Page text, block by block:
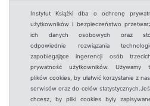
Instytut Książki dba o ochronę
użytkowników i bezpieczeństwo
ich danych osobowych oraz
odpowiednie rozwiązania
zapobiegające ingerencji osób
prywatność użytkowników. Używamy
plików cookies, by ułatwić korzystanie z
serwisów oraz do celów
chcesz, by pliki cookies były